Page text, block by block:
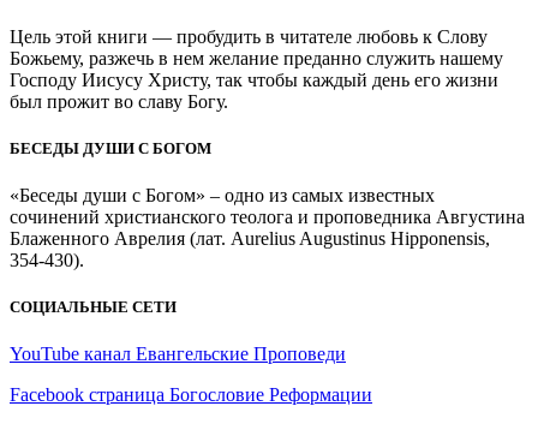
Цель этой книги — пробудить в читателе любовь к Слову
Божьему, разжечь в нем желание преданно служить нашему
Господу Иисусу Христу, так чтобы каждый день его жизни
был прожит во славу Богу.
БЕСЕДЫ ДУШИ С БОГОМ
«Беседы души с Богом» – одно из самых известных
сочинений христианского теолога и проповедника Августина
Блаженного Аврелия (лат. Aurelius Augustinus Hipponensis,
354-430).
СОЦИАЛЬНЫЕ СЕТИ
YouTube канал Евангельские Проповеди
Facebook страница Богословие Реформации